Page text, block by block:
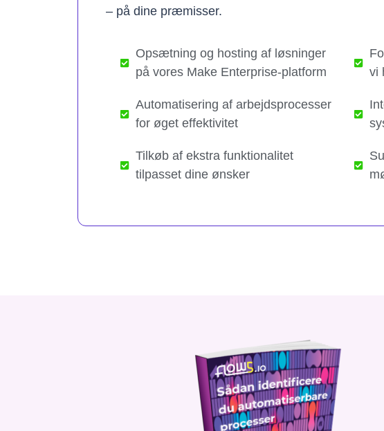
– på dine præmisser.
Opsætning og hosting af løsninger
på vores Make Enterprise-platform
Automatisering af arbejdsprocesser
for øget effektivitet
Tilkøb af ekstra funktionalitet
tilpasset dine ønsker​
vi